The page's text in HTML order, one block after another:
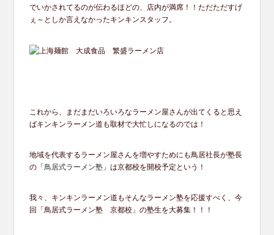
でいかされてるのが伝わるほどの、店内が満席！！ ただただすげ
ぇ～としか言えなかったキンキンスタッフ。
これから、
まだまだいろいろなラーメン屋さんが出てくると思え
ばキンキンラ ーメン道も取材で大忙しになるのでは！
地域を代表するラーメン屋さんを増やすためにも鳥居社長が塾長
の「鳥居式ラーメン塾」は京都校を開校予定という！
我々、キンキンラーメン道もそんなラーメン塾を応援すべく、 今
回「鳥居式ラーメン塾 京都校」の塾生を大募集！！！